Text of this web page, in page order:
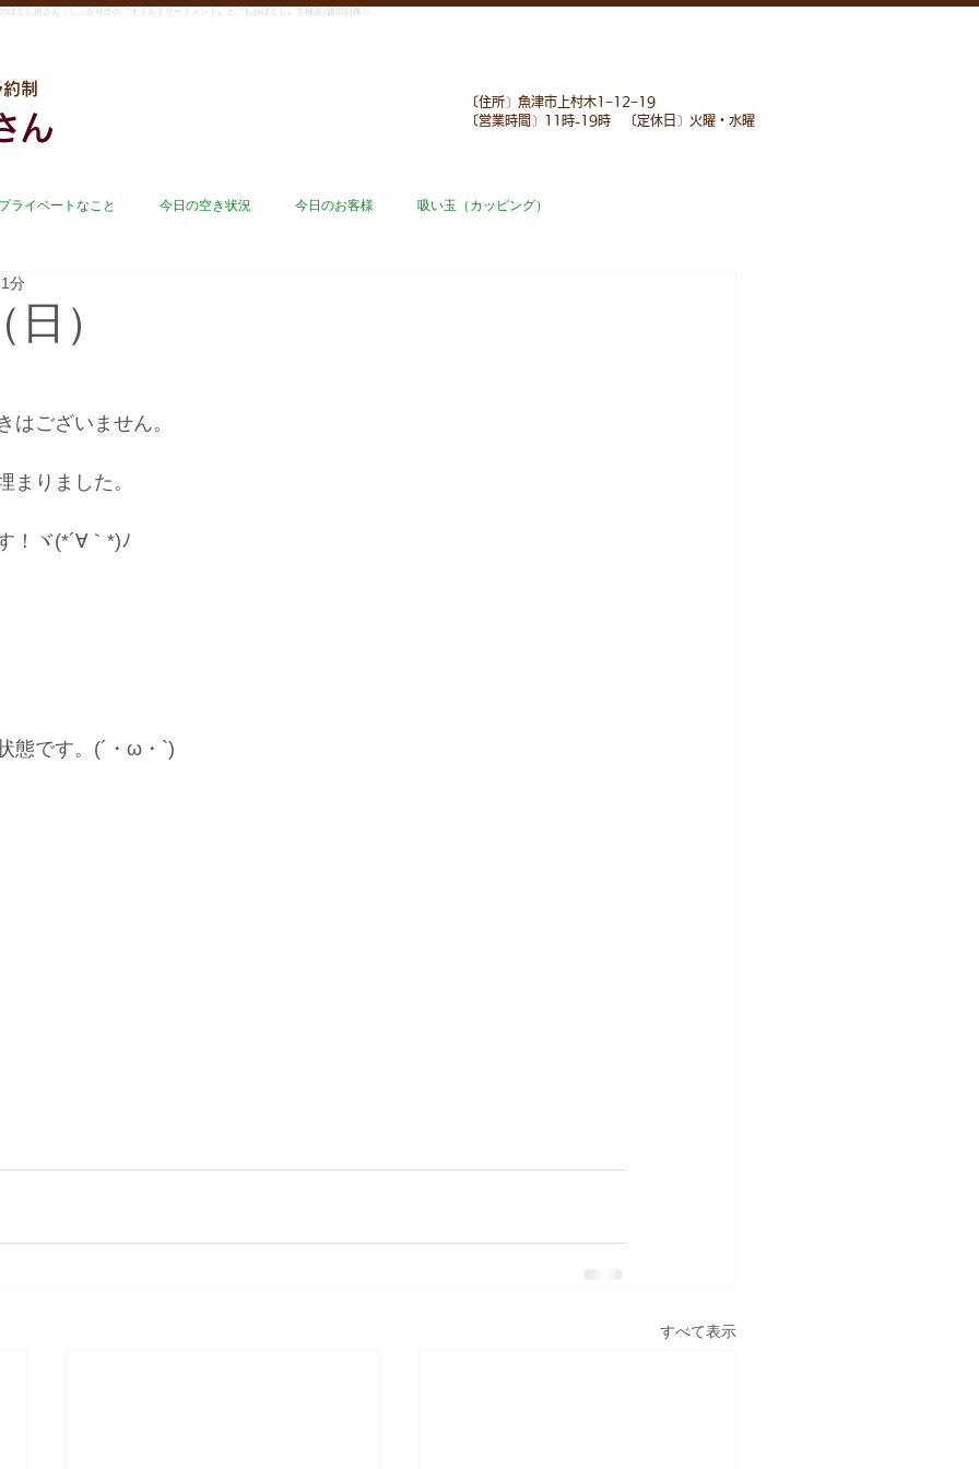
ほぐし屋さん：しっかり圧の〝オイルトリートメント〟と〝もみほぐし〟で極楽♪疲労回復☆
ん
制
〔住所〕魚津市上村木1−12−19
〔営業時間〕11時-19時 〔定休日〕火曜・水曜
ライベートなこと 今日の空き状況 今日のお客様 吸い玉（カッピング）
）
分
はございません。
まりました。
！ヾ(*´∀｀*)ﾉ
態です。(´・ω・`)
すべて表示